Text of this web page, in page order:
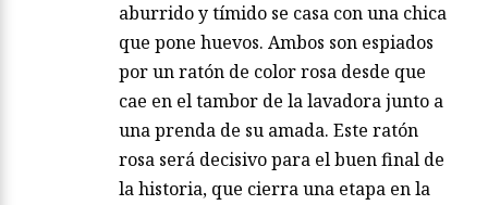
aburrido y tímido se casa con una chica
que pone huevos. Ambos son espiados
por un ratón de color rosa desde que
cae en el tambor de la lavadora junto a
una prenda de su amada. Este ratón
rosa será decisivo para el buen final de
la historia, que cierra una etapa en la